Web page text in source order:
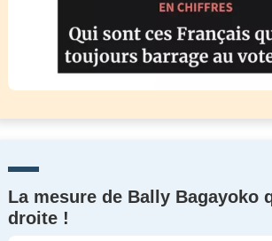
La mesure de Bally Bagayoko
droite !